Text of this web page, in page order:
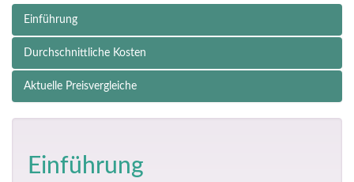
Einführung
Durchschnittliche Kosten
Aktuelle Preisvergleiche
Einführung